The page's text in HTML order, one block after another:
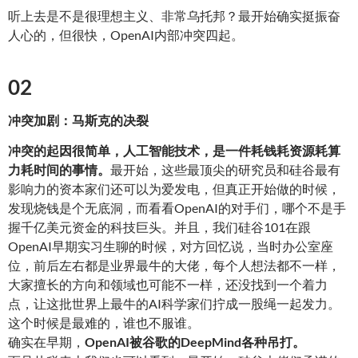
听上去是不是很理想主义、非常乌托邦？最开始确实挺振奋
人心的，但很快，OpenAI内部冲突四起。
02
冲突加剧：马斯克的决裂
冲突的起因很简单，人工智能技术，是一件耗钱耗资源耗算
力耗时间的事情。 最开始，这些最顶尖的研究员和硅谷最有
影响力的资本家们还可以为爱发电，但真正开始做的时候，
发现烧钱是个无底洞，而看看OpenAI的对手们，哪个不是手
握千亿美元资金的科技巨头。并且，我们硅谷101在跟
OpenAI早期实习生聊的时候，对方回忆说，当时办公室座
位，前后左右都是业界最牛的大佬，每个人想法都不一样，
大家擅长的方向和领域也可能不一样，还没找到一个着力
点，让这批世界上最牛的AI科学家们拧成一股绳一起发力。
这个时候是最难的，谁也不服谁。
确实在早期， OpenAI被谷歌的DeepMind各种吊打。